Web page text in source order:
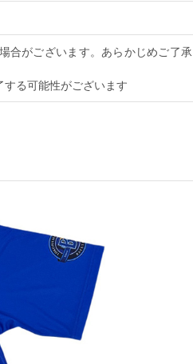
合がございます。あらかじめご了承
る可能性がございます